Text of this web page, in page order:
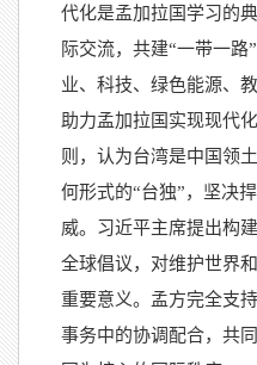
代化是孟加拉国学习的
际交流，共建“一带一
业、科技、绿色能源、
助力孟加拉国实现现代
则，认为台湾是中国领
何形式的“台独”，坚决
威。习近平主席提出构
全球倡议，对维护世界
重要意义。孟方完全支
事务中的协调配合，共